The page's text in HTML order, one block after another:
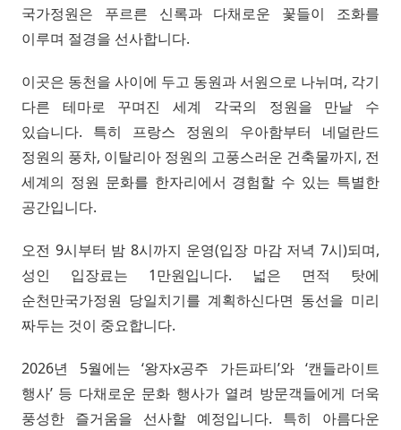
국가정원은 푸르른 신록과 다채로운 꽃들이 조화를
이루며 절경을 선사합니다.
이곳은 동천을 사이에 두고 동원과 서원으로 나뉘며, 각기
다른 테마로 꾸며진 세계 각국의 정원을 만날 수
있습니다. 특히 프랑스 정원의 우아함부터 네덜란드
정원의 풍차, 이탈리아 정원의 고풍스러운 건축물까지, 전
세계의 정원 문화를 한자리에서 경험할 수 있는 특별한
공간입니다.
오전 9시부터 밤 8시까지 운영(입장 마감 저녁 7시)되며,
성인 입장료는 1만원입니다. 넓은 면적 탓에
순천만국가정원 당일치기를 계획하신다면 동선을 미리
짜두는 것이 중요합니다.
2026년 5월에는 ‘왕자x공주 가든파티’와 ‘캔들라이트
행사’ 등 다채로운 문화 행사가 열려 방문객들에게 더욱
풍성한 즐거움을 선사할 예정입니다. 특히 아름다운